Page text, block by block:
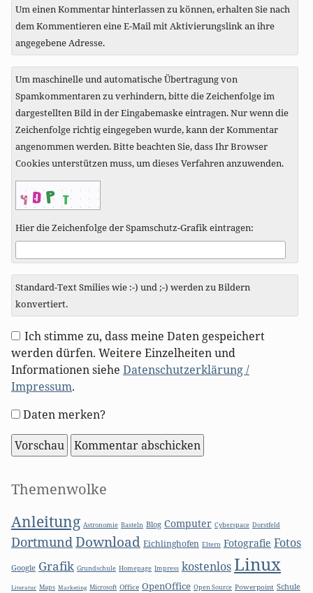
Um einen Kommentar hinterlassen zu können, erhalten Sie nach
dem Kommentieren eine E-Mail mit Aktivierungslink an ihre
angegebene Adresse.
Um maschinelle und automatische Übertragung von
Spamkommentaren zu verhindern, bitte die Zeichenfolge im
dargestellten Bild in der Eingabemaske eintragen. Nur wenn die
Zeichenfolge richtig eingegeben wurde, kann der Kommentar
angenommen werden. Bitte beachten Sie, dass Ihr Browser
Cookies unterstützen muss, um dieses Verfahren anzuwenden.
Hier die Zeichenfolge der Spamschutz-Grafik eintragen:
Standard-Text Smilies wie :-) und ;-) werden zu Bildern
konvertiert.
Ich stimme zu, dass meine Daten gespeichert
werden dürfen. Weitere Einzelheiten und
Informationen siehe Datenschutzerklärung /
Impressum.
Formular-
Optionen
Daten merken?
Seitenleiste
Themenwolke
Anleitung Astronomie Basteln Blog Computer Cyberspace Dorstfeld
DortmundDownload Eichlinghofen Eltern Fotografie Fotos
Google Grafik Grundschule Homepage Impress kostenlos Linux
Literatur Maps Marketing Microsoft Office OpenOffice Open Source Powerpoint Schule